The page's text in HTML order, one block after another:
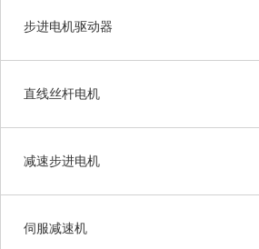
步进电机驱动器
直线丝杆电机
减速步进电机
伺服减速机